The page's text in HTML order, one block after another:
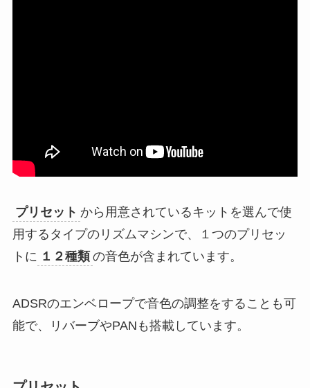
プリセット から用意されているキットを選んで使
用するタイプのリズムマシンで、１つのプリセッ
トに １２種類 の音色が含まれています。
ADSRのエンベロープで音色の調整をすることも可
能で、リバーブやPANも搭載しています。